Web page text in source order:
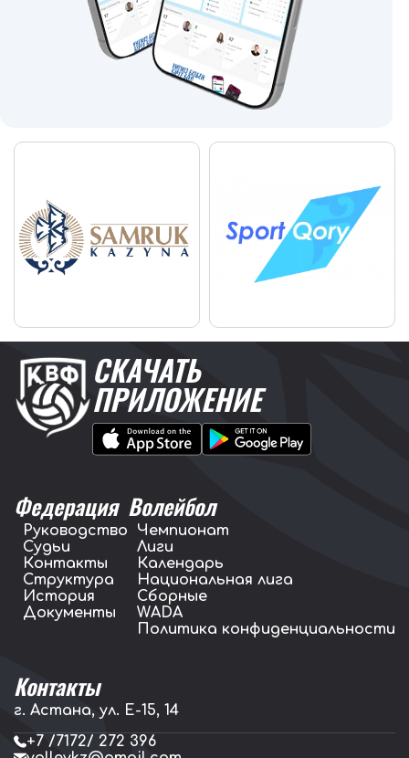
СКАЧАТЬ
ПРИЛОЖЕНИЕ
Федерация
Руководство
Судьи
Контакты
Структура
История
Документы
Волейбол
Чемпионат
Лиги
Календарь
Национальная лига
Сборные
WADA
Политика конфиденциальности
Контакты
г. Астана, ул. E-15, 14
+7 /7172/ 272 396